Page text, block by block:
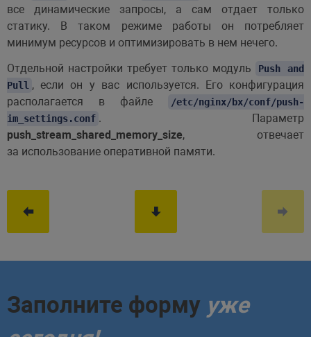
все динамические запросы, а сам отдает только
статику. В таком режиме работы он потребляет
минимум ресурсов и оптимизировать в нем нечего.
Отдельной настройки требует только модуль
Push and
Pull , если он у вас используется. Его конфигурация
располагается в файле
/etc/nginx/bx/conf/push-
im_settings.conf . Параметр
push_stream_shared_memory_size, отвечает
за использование оперативной памяти.
Заполните форму уже